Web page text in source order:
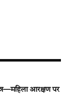
आरक्षण पर